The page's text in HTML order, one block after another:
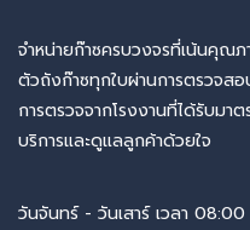
จำหน่ายก๊าซครบวงจรที่เน้นคุณ
ตัวถังก๊าซทุกใบผ่านการตรวจส
การตรวจจากโรงงานที่ได้รับม
บริการและดูแลลูกค้าด้วยใจ
วันจันทร์ - วันเสาร์ เวลา